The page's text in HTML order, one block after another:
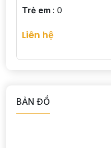
Trẻ em : 0
Liên hệ
BẢN ĐỒ